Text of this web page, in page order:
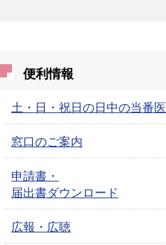
便利情報
土・日・祝日の日中の当番医
窓口のご案内
申請書・
届出書ダウンロード
広報・広聴